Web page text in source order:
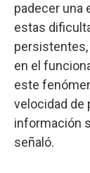
padecer una
estas
en el
este
velocidad de
información
señaló.